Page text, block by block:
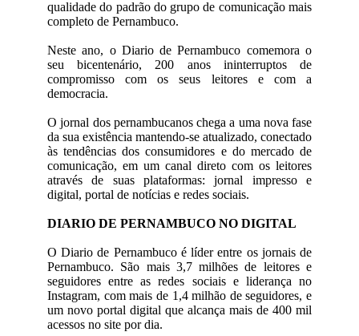
qualidade do padrão do grupo de comunicação mais
completo de Pernambuco.
Neste ano, o Diario de Pernambuco comemora o
seu bicentenário, 200 anos ininterruptos de
compromisso com os seus leitores e com a
democracia.
O jornal dos pernambucanos chega a uma nova fase
da sua existência mantendo-se atualizado, conectado
às tendências dos consumidores e do mercado de
comunicação, em um canal direto com os leitores
através de suas plataformas: jornal impresso e
digital, portal de notícias e redes sociais.
DIARIO DE PERNAMBUCO NO DIGITAL
O Diario de Pernambuco é líder entre os jornais de
Pernambuco. São mais 3,7 milhões de leitores e
seguidores entre as redes sociais e liderança no
Instagram, com mais de 1,4 milhão de seguidores, e
um novo portal digital que alcança mais de 400 mil
acessos no site por dia.